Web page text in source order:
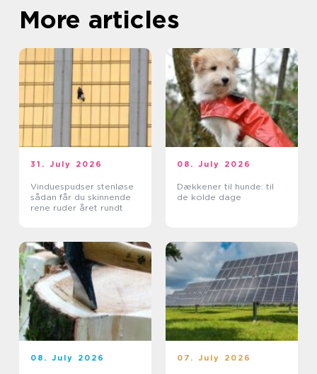
More articles
31. July 2026
Vinduespudser stenløse
sådan får du skinnende
rene ruder året rundt
08. July 2026
Dækkener til hunde: til
de kolde dage
08. July 2026 07. July 2026